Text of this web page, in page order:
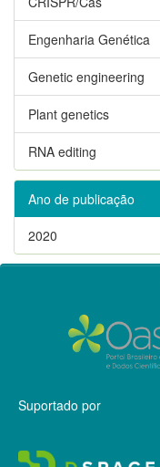
Engenharia Genética
Genetic engineering
Plant genetics
RNA editing
Ano de publicação
2020
Suportado por